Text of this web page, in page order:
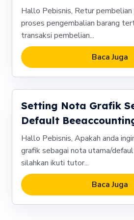
Hallo Pebisnis, Retur
proses pengembalian barang
transaksi pembelian...
Baca Juga
Setting Nota Grafik
Default
Hallo Pebisnis, Apakah anda
grafik sebagai nota utama/
silahkan ikuti tutor...
Baca Juga